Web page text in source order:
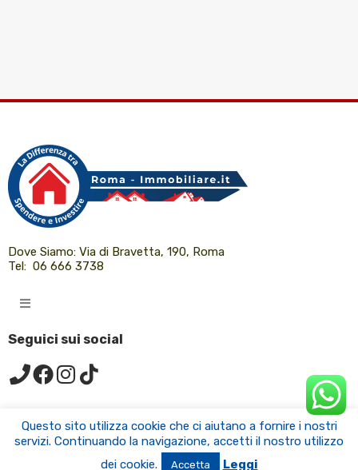
Dove Siamo: Via di Bravetta, 190, Roma
Tel: 06 666 3738
Seguici sui social
© 2024 Roma-immobiliare.it Tutti i diritti riservati.
Questo sito utilizza cookie che ci aiutano a fornire i nostri
servizi. Continuando la navigazione, accetti il nostro utilizzo
dei cookie.
Accetta Leggi